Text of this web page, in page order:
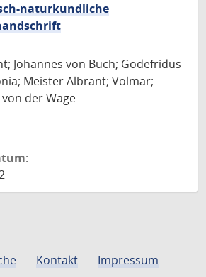
naturkundliche
Johannes von Buch; Godefridus
Meister Albrant; Volmar;
der Wage
Kontakt
Impressum